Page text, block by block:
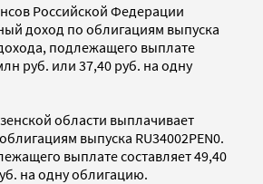
Российской Федерации
доход по облигациям выпуска
подлежащего выплате
руб. или 37,40 руб. на одну
области выплачивает
выпуска RU34002PEN0.
выплате составляет 49,40
на одну облигацию.